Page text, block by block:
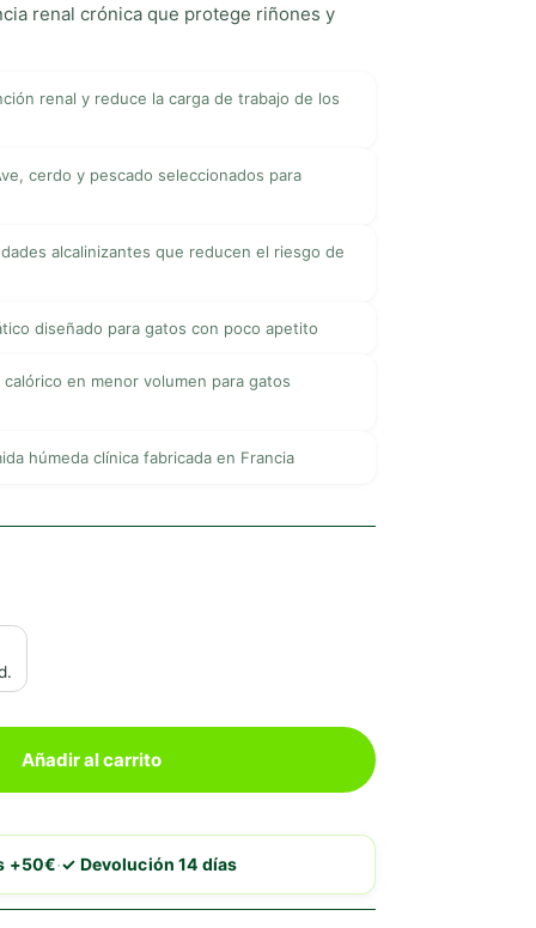
renal crónica que protege riñones y
renal y reduce la carga de trabajo de los
cerdo y pescado seleccionados para
alcalinizantes que reducen el riesgo de
diseñado para gatos con poco apetito
en menor volumen para gatos
húmeda clínica fabricada en Francia
Añadir al carrito
+50€·✓ Devolución 14 días